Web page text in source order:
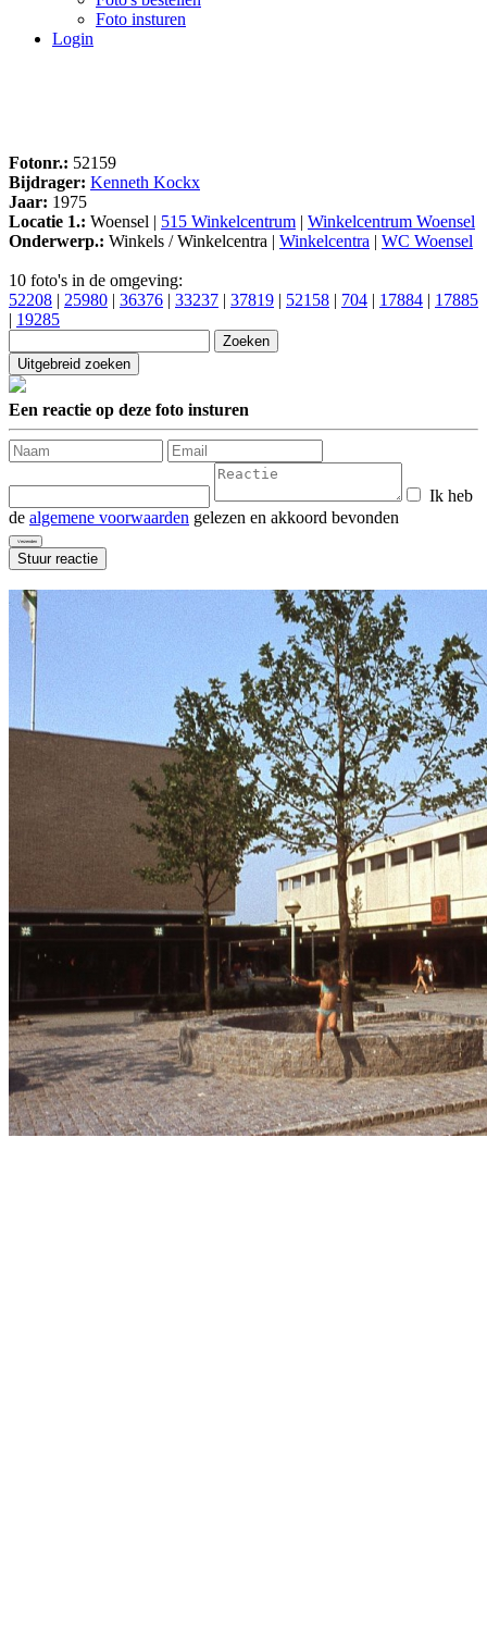
Foto insturen
Login
Fotonr.: 52159
Bijdrager: Kenneth Kockx
Jaar: 1975
Locatie 1.: Woensel | 515 Winkelcentrum | Winkelcentrum Woensel
Onderwerp.: Winkels / Winkelcentra | Winkelcentra | WC Woensel
10 foto's in de omgeving:
52208 | 25980 | 36376 | 33237 | 37819 | 52158 | 704 | 17884 | 17885
| 19285
Een reactie op deze foto insturen
Ik heb
de algemene voorwaarden gelezen en akkoord bevonden